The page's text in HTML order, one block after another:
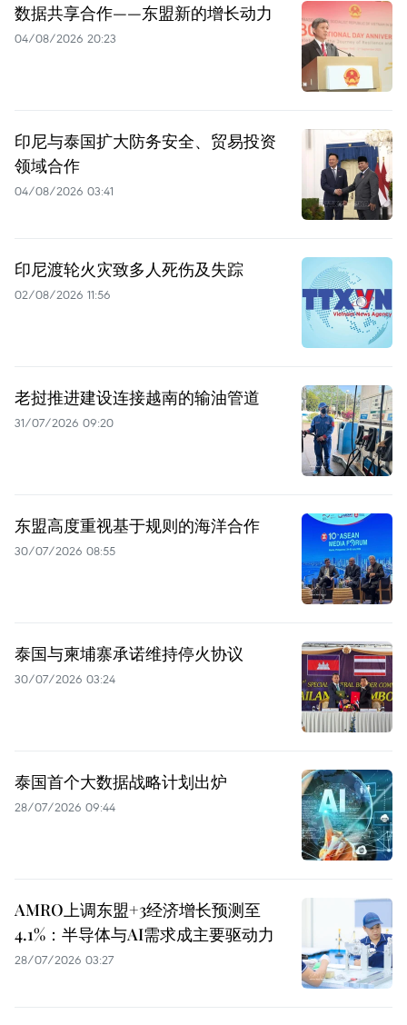
数据共享合作——东盟新的增长动力
04/08/2026 20:23
印尼与泰国扩大防务安全、贸易投资
领域合作
04/08/2026 03:41
印尼渡轮火灾致多人死伤及失踪
02/08/2026 11:56
老挝推进建设连接越南的输油管道
31/07/2026 09:20
东盟高度重视基于规则的海洋合作
30/07/2026 08:55
泰国与柬埔寨承诺维持停火协议
30/07/2026 03:24
泰国首个大数据战略计划出炉
28/07/2026 09:44
AMRO上调东盟+3经济增长预测至
4.1%：半导体与AI需求成主要驱动力
28/07/2026 03:27